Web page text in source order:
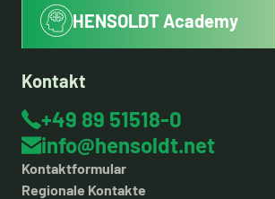
HENSOLDT Academy
Kontakt
+49 89 51518-0
info@hensoldt.net
Kontaktformular
Regionale Kontakte